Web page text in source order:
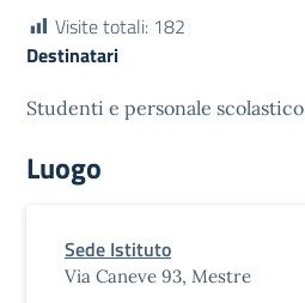
Visite totali: 182
Destinatari
Studenti e personale scolastico
Luogo
Sede Istituto
Via Caneve 93, Mestre